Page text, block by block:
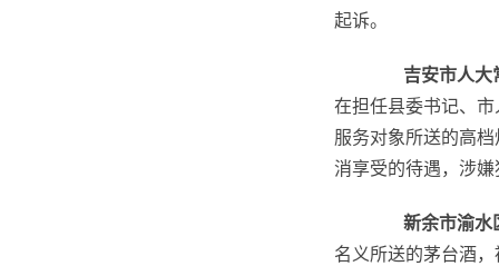
起诉。
吉安市人大
在担任县委书记、
服务对象所送的高
消享受的待遇，涉
新余市渝水
名义所送的茅台酒